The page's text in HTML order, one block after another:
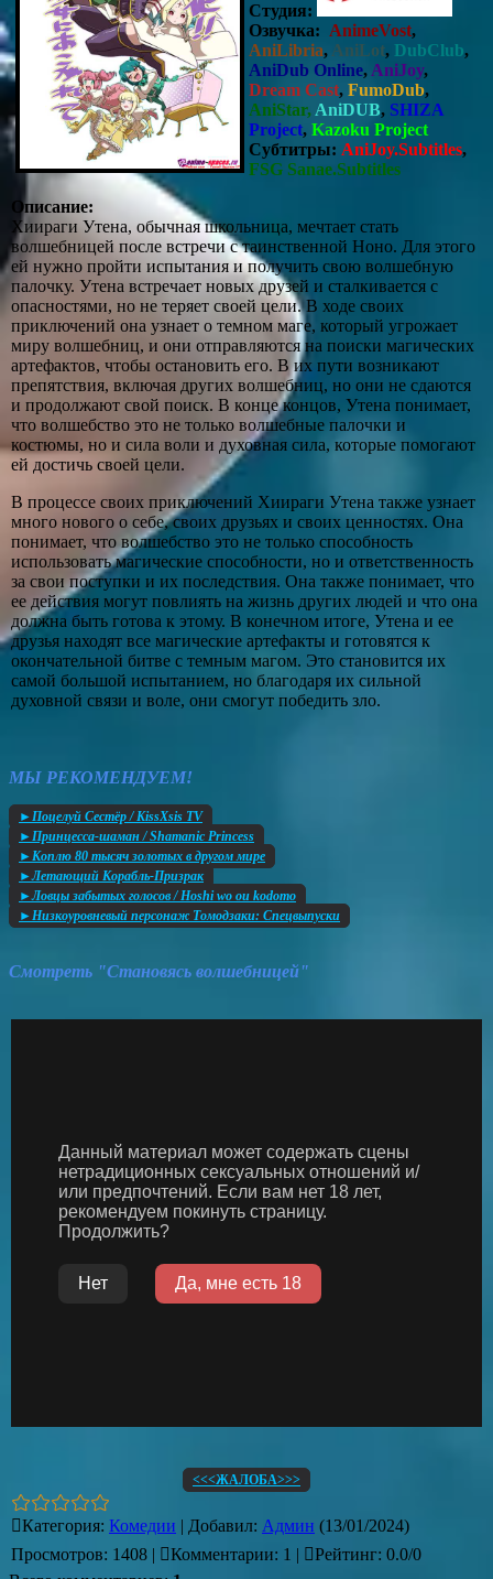
Студия:
Озвучка: AnimeVost,
AniLibria, AniLot, DubClub,
AniDub Online, AniJoy,
Dream Cast, FumoDub,
AniStar, AniDUB, SHIZA
Project, Kazoku Project
Субтитры: АniJoy.Subtitles,
FSG Sanae.Subtitles
Описание:
Хиираги Утена, обычная школьница, мечтает стать
волшебницей после встречи с таинственной Ноно. Для этого
ей нужно пройти испытания и получить свою волшебную
палочку. Утена встречает новых друзей и сталкивается с
опасностями, но не теряет своей цели. В ходе своих
приключений она узнает о темном маге, который угрожает
миру волшебниц, и они отправляются на поиски магических
артефактов, чтобы остановить его. В их пути возникают
препятствия, включая других волшебниц, но они не сдаются
и продолжают свой поиск. В конце концов, Утена понимает,
что волшебство это не только волшебные палочки и
костюмы, но и сила воли и духовная сила, которые помогают
ей достичь своей цели.
В процессе своих приключений Хиираги Утена также узнает
много нового о себе, своих друзьях и своих ценностях. Она
понимает, что волшебство это не только способность
использовать магические способности, но и ответственность
за свои поступки и их последствия. Она также понимает, что
ее действия могут повлиять на жизнь других людей и что она
должна быть готова к этому. В конечном итоге, Утена и ее
друзья находят все магические артефакты и готовятся к
окончательной битве с темным магом. Это становится их
самой большой испытанием, но благодаря их сильной
духовной связи и воле, они смогут победить зло.
МЫ РЕКОМЕНДУЕМ!
►Поцелуй Сестёр / KissXsis TV
►Принцесса-шаман / Shamanic Princess
►Коплю 80 тысяч золотых в другом мире
►Летающий Корабль-Призрак
►Ловцы забытых голосов / Hoshi wo ou kodomo
►Низкоуровневый персонаж Томодзаки: Спецвыпуски
Смотреть "Становясь волшебницей"
<<<ЖАЛОБА>>>
Категория: Комедии | Добавил: Админ (13/01/2024)
Просмотров: 1408 | Комментарии: 1 | Рейтинг: 0.0/0